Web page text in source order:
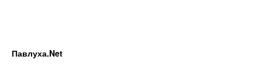
Павлуха.Net